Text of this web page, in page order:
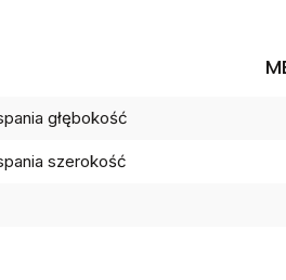
głębokość
szerokość